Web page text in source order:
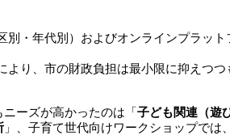
・年代別）およびオンラインプラッ
り、市の財政負担は最小限に抑えつつ
ーズが高かったのは「 子ども関連（遊
」、子育て世代向けワークショップでは